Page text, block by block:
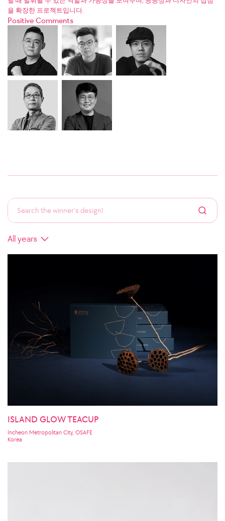
을 확장한 프로젝트입니다.
Positive Comments
ISLAND GLOW TEACUP
Incheon Metropolitan City, OSAFE
Korea